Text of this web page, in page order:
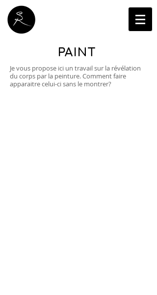
PAINT
Je vous propose ici un travail sur la révélation
du corps par la peinture. Comment faire
apparaitre celui-ci sans le montrer?